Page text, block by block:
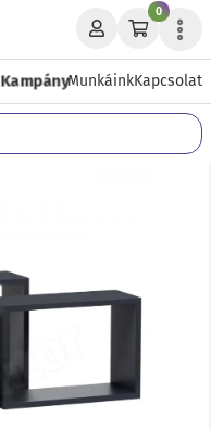
0
KampányMunkáinkKapcsolat